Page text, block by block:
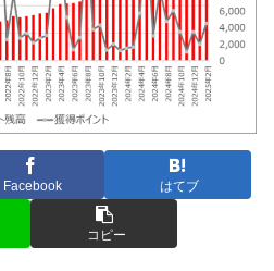
Facebook はてブ
コピー